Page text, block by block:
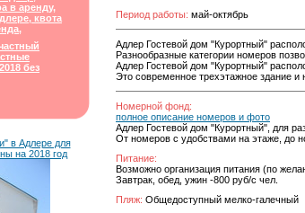
в аренду,
квота
без
в Адлере для
на 2018 год
Период работы: май-октябрь
Адлер Гостевой дом "Курортный"
Разнообразные категории номеров
Адлер Гостевой дом "Курортный"
Это современное трехэтажное здание и
Номерной фонд:
полное описание номеров и фото
Адлер Гостевой дом "Курортный", для
От номеров с удобствами на этаже, до
Питание:
Возможно организация питания (по
Завтрак, обед, ужин -800 руб/с чел.
Пляж: Общедоступный мелко-галечный